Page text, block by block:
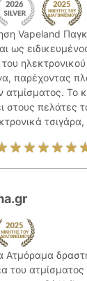
Vapeland
ως
παρέχοντας
ατμίσματος. Το
στους πελάτες
τσιγάρα,
Ατμόραμα
του ατμίσματος